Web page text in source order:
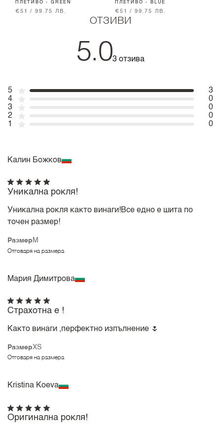
ПЛЕТИВО - GREEN
€51 / 99.75 ЛВ.
ПЛЕТИВО - BLUE
€51 / 99.75 ЛВ.
ОТЗИВИ
5.03 отзива
5
3
4
0
3
0
2
0
1
0
Калин Божков
Размер M
Отговаря на размера
Уникална рокля!
Уникална рокля както винаги!Все едно е шита по
точен размер!
Мария Димитрова
РазмерXS
Отговаря на размера
Страхотна е !
Както винаги ,перфектно изпълнение 🌷
Kristina Koeva
Оригинална рокля!